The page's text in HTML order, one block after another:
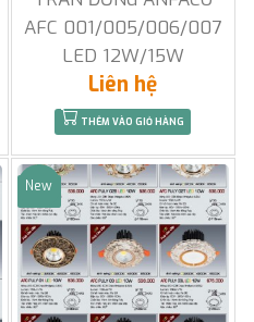
AFC 001/005/006/007
LED 12W/15W
Liên hệ
THÊM VÀO GIỎ HÀNG
Sale
New